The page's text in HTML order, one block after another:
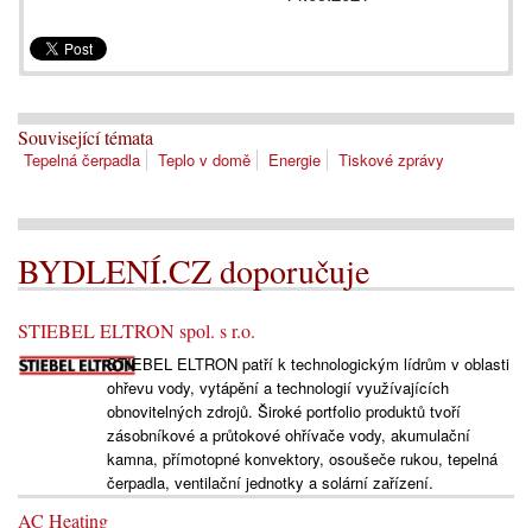
Související témata
Tepelná čerpadla Teplo v domě Energie Tiskové zprávy
BYDLENÍ.CZ doporučuje
STIEBEL ELTRON spol. s r.o.
STIEBEL ELTRON patří k technologickým lídrům v oblasti
ohřevu vody, vytápění a technologií využívajících
obnovitelných zdrojů. Široké portfolio produktů tvoří
zásobníkové a průtokové ohřívače vody, akumulační
kamna, přímotopné konvektory, osoušeče rukou, tepelná
čerpadla, ventilační jednotky a solární zařízení.
AC Heating